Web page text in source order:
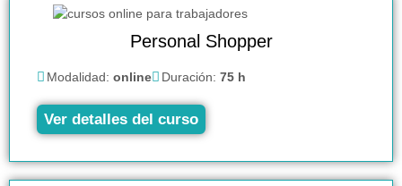
Personal Shopper
Modalidad: online Duración: 75 h
Ver detalles del curso